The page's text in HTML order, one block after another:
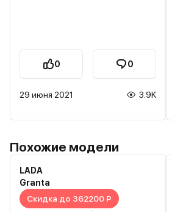
0 0
29 июня 2021 3.9K
Похожие модели
LADA
Granta
Скидка до 362200 Р